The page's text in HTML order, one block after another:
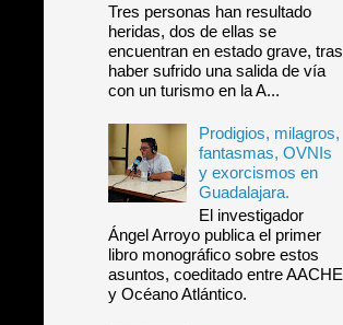
Tres personas han resultado
heridas, dos de ellas se
encuentran en estado grave, tras
haber sufrido una salida de vía
con un turismo en la A...
Prodigios, milagros,
fantasmas, OVNIs
y exorcismos en
Guadalajara.
El investigador
Ángel Arroyo publica el primer
libro monográfico sobre estos
asuntos, coeditado entre AACHE
y Océano Atlántico.